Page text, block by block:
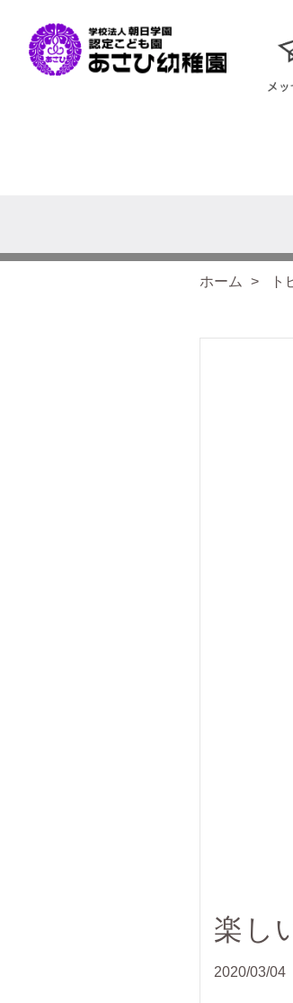
ホーム ト
楽し
2020/03/04